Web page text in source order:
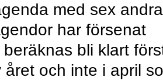
med sex andra
har försenat
bli klart
året och inte i april